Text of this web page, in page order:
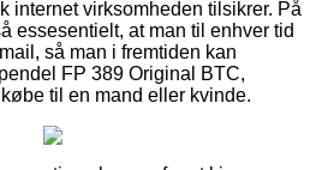
internet virksomheden tilsikrer. På
essesentielt, at man til enhver tid
så man i fremtiden kan
FP 389 Original BTC,
til en mand eller kvinde.